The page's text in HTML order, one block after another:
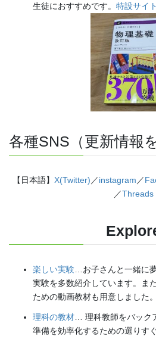
生徒におすすめです。 特設サイト
各種SNS（更新情報
【日本語】 X(Twitter) ／instagram ／
／Threads
楽しい実験 …お子さんと一緒に
実験を多数紹介しています。ま
ための動画教材も用意しました。
理科の教材 … 理科教師をバック
準備を効率化するための選りす